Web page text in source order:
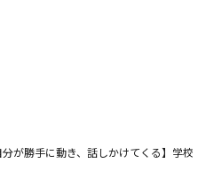
が勝手に動き、話しかけてくる】学校